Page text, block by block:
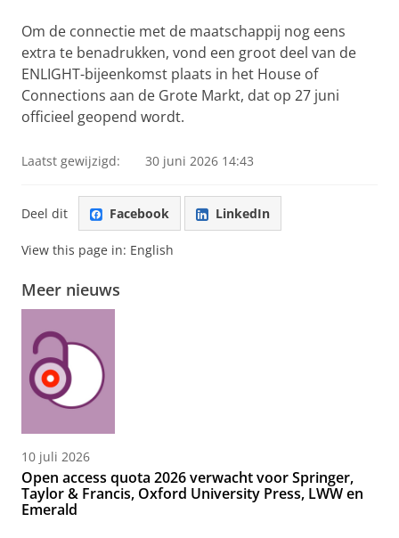
Om de connectie met de maatschappij nog eens
extra te benadrukken, vond een groot deel van de
ENLIGHT-bijeenkomst plaats in het House of
Connections aan de Grote Markt, dat op 27 juni
officieel geopend wordt.
Laatst gewijzigd: 30 juni 2026 14:43
Deel dit Facebook LinkedIn
View this page in: English
Meer nieuws
10 juli 2026
Open access quota 2026 verwacht voor Springer,
Taylor & Francis, Oxford University Press, LWW en
Emerald